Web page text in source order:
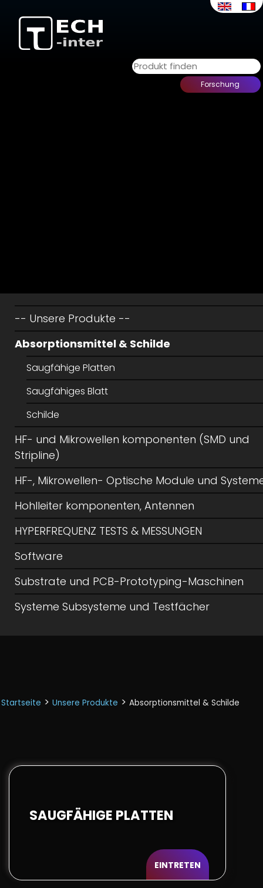
ABSORPTIONSMITTEL & SCHILDE
Zuhause
-- Unsere Produkte --
Absorptionsmittel & Schilde
Saugfähige Platten
Saugfähiges Blatt
Schilde
HF- und Mikrowellen komponenten (SMD und
Stripline)
HF-, Mikrowellen- Optische Module und
Hohlleiter komponenten, Antennen
HYPERFREQUENZ TESTS & MESSUNGEN
Software
Substrate und PCB-Prototyping-Maschinen
Systeme Subsysteme und Testfächer
Startseite > Unsere Produkte > Absorptionsmittel & Schilde
SAUGFÄHIGE PLATTEN
EINTRETEN